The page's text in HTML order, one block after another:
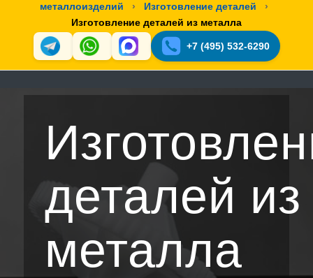
металлоизделий
› Изготовление деталей
›
Изготовление деталей из металла
+7 (495) 532-6290
деталей из
металла